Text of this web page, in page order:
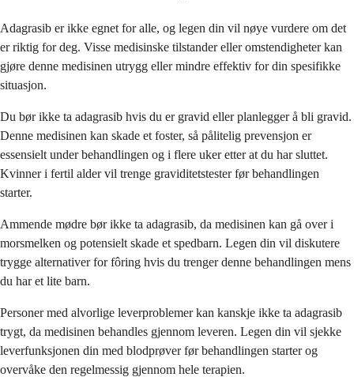
Adagrasib er ikke egnet for alle, og legen din vil nøye vurdere om det
er riktig for deg. Visse medisinske tilstander eller omstendigheter kan
gjøre denne medisinen utrygg eller mindre effektiv for din spesifikke
situasjon.
Du bør ikke ta adagrasib hvis du er gravid eller planlegger å bli gravid.
Denne medisinen kan skade et foster, så pålitelig prevensjon er
essensielt under behandlingen og i flere uker etter at du har sluttet.
Kvinner i fertil alder vil trenge graviditetstester før behandlingen
starter.
Ammende mødre bør ikke ta adagrasib, da medisinen kan gå over i
morsmelken og potensielt skade et spedbarn. Legen din vil diskutere
trygge alternativer for fôring hvis du trenger denne behandlingen mens
du har et lite barn.
Personer med alvorlige leverproblemer kan kanskje ikke ta adagrasib
trygt, da medisinen behandles gjennom leveren. Legen din vil sjekke
leverfunksjonen din med blodprøver før behandlingen starter og
overvåke den regelmessig gjennom hele terapien.